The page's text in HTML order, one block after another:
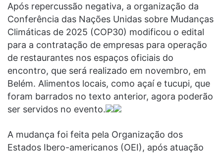
Após repercussão negativa, a organização da
Conferência das Nações Unidas sobre Mudanças
Climáticas de 2025 (COP30) modificou o edital
para a contratação de empresas para operação
de restaurantes nos espaços oficiais do
encontro, que será realizado em novembro, em
Belém. Alimentos locais, como açaí e tucupi, que
foram barrados no texto anterior, agora poderão
ser servidos no evento.
A mudança foi feita pela Organização dos
Estados Ibero-americanos (OEI), após atuação